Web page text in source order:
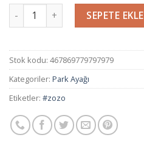
Miktar SEPETE EKLE
Stok kodu: 467869779797979
Kategoriler: Park Ayağı
Etiketler: #zozo